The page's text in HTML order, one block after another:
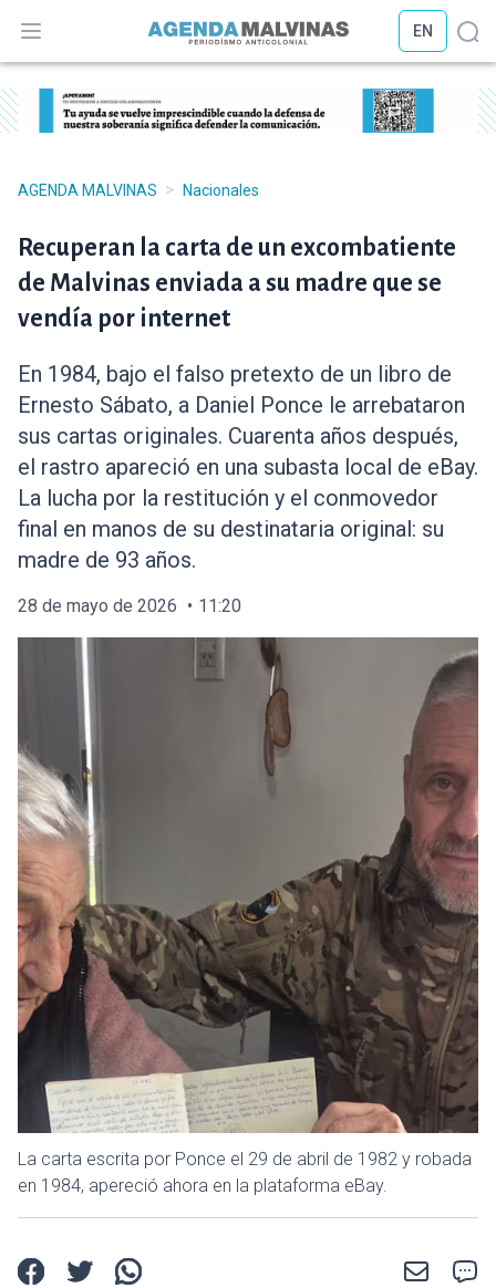
Abrir menú
EN
AGENDA MALVINAS > Nacionales
Recuperan la carta de un excombatiente
de Malvinas enviada a su madre que se
vendía por internet
En 1984, bajo el falso pretexto de un libro de
Ernesto Sábato, a Daniel Ponce le arrebataron
sus cartas originales. Cuarenta años después,
el rastro apareció en una subasta local de eBay.
La lucha por la restitución y el conmovedor
final en manos de su destinataria original: su
madre de 93 años.
28 de mayo de 2026 11:20
La carta escrita por Ponce el 29 de abril de 1982 y robada
en 1984, apereció ahora en la plataforma eBay.